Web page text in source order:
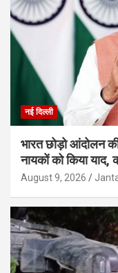
नई दिल्ली
भारत छोड़ो आंदोलन की
नायकों को किया याद,
August 9, 2026